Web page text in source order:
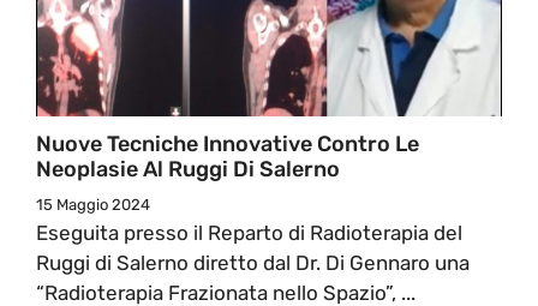
Nuove Tecniche Innovative Contro Le
Neoplasie Al Ruggi Di Salerno
15 Maggio 2024
Eseguita presso il Reparto di Radioterapia del
Ruggi di Salerno diretto dal Dr. Di Gennaro una
“Radioterapia Frazionata nello Spazio”, ...